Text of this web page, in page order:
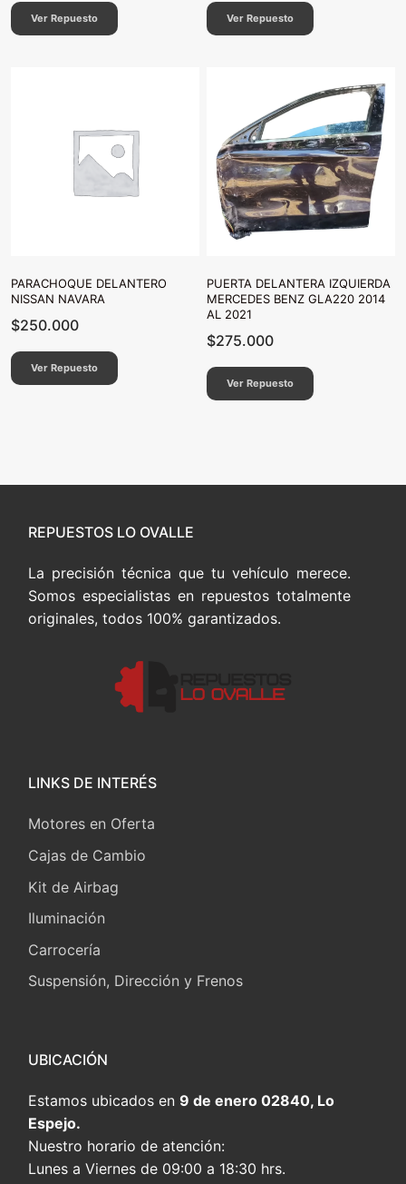
Ver Repuesto Ver Repuesto
PARACHOQUE DELANTERO
NISSAN NAVARA
$250.000
Ver Repuesto
PUERTA DELANTERA IZQUIERDA
MERCEDES BENZ GLA220 2014
AL 2021
$275.000
Ver Repuesto
REPUESTOS LO OVALLE
La precisión técnica que tu vehículo merece.
Somos especialistas en repuestos totalmente
originales, todos 100% garantizados.
LINKS DE INTERÉS
Motores en Oferta
Cajas de Cambio
Kit de Airbag
Iluminación
Carrocería
Suspensión, Dirección y Frenos
UBICACIÓN
Estamos ubicados en 9 de enero 02840, Lo
Espejo.
Nuestro horario de atención:
Lunes a Viernes de 09:00 a 18:30 hrs.